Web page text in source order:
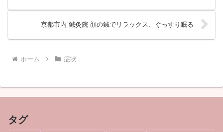
京都市内 鍼灸院 顔の鍼でリラックス、ぐっすり眠る
ホーム 症状
タグ